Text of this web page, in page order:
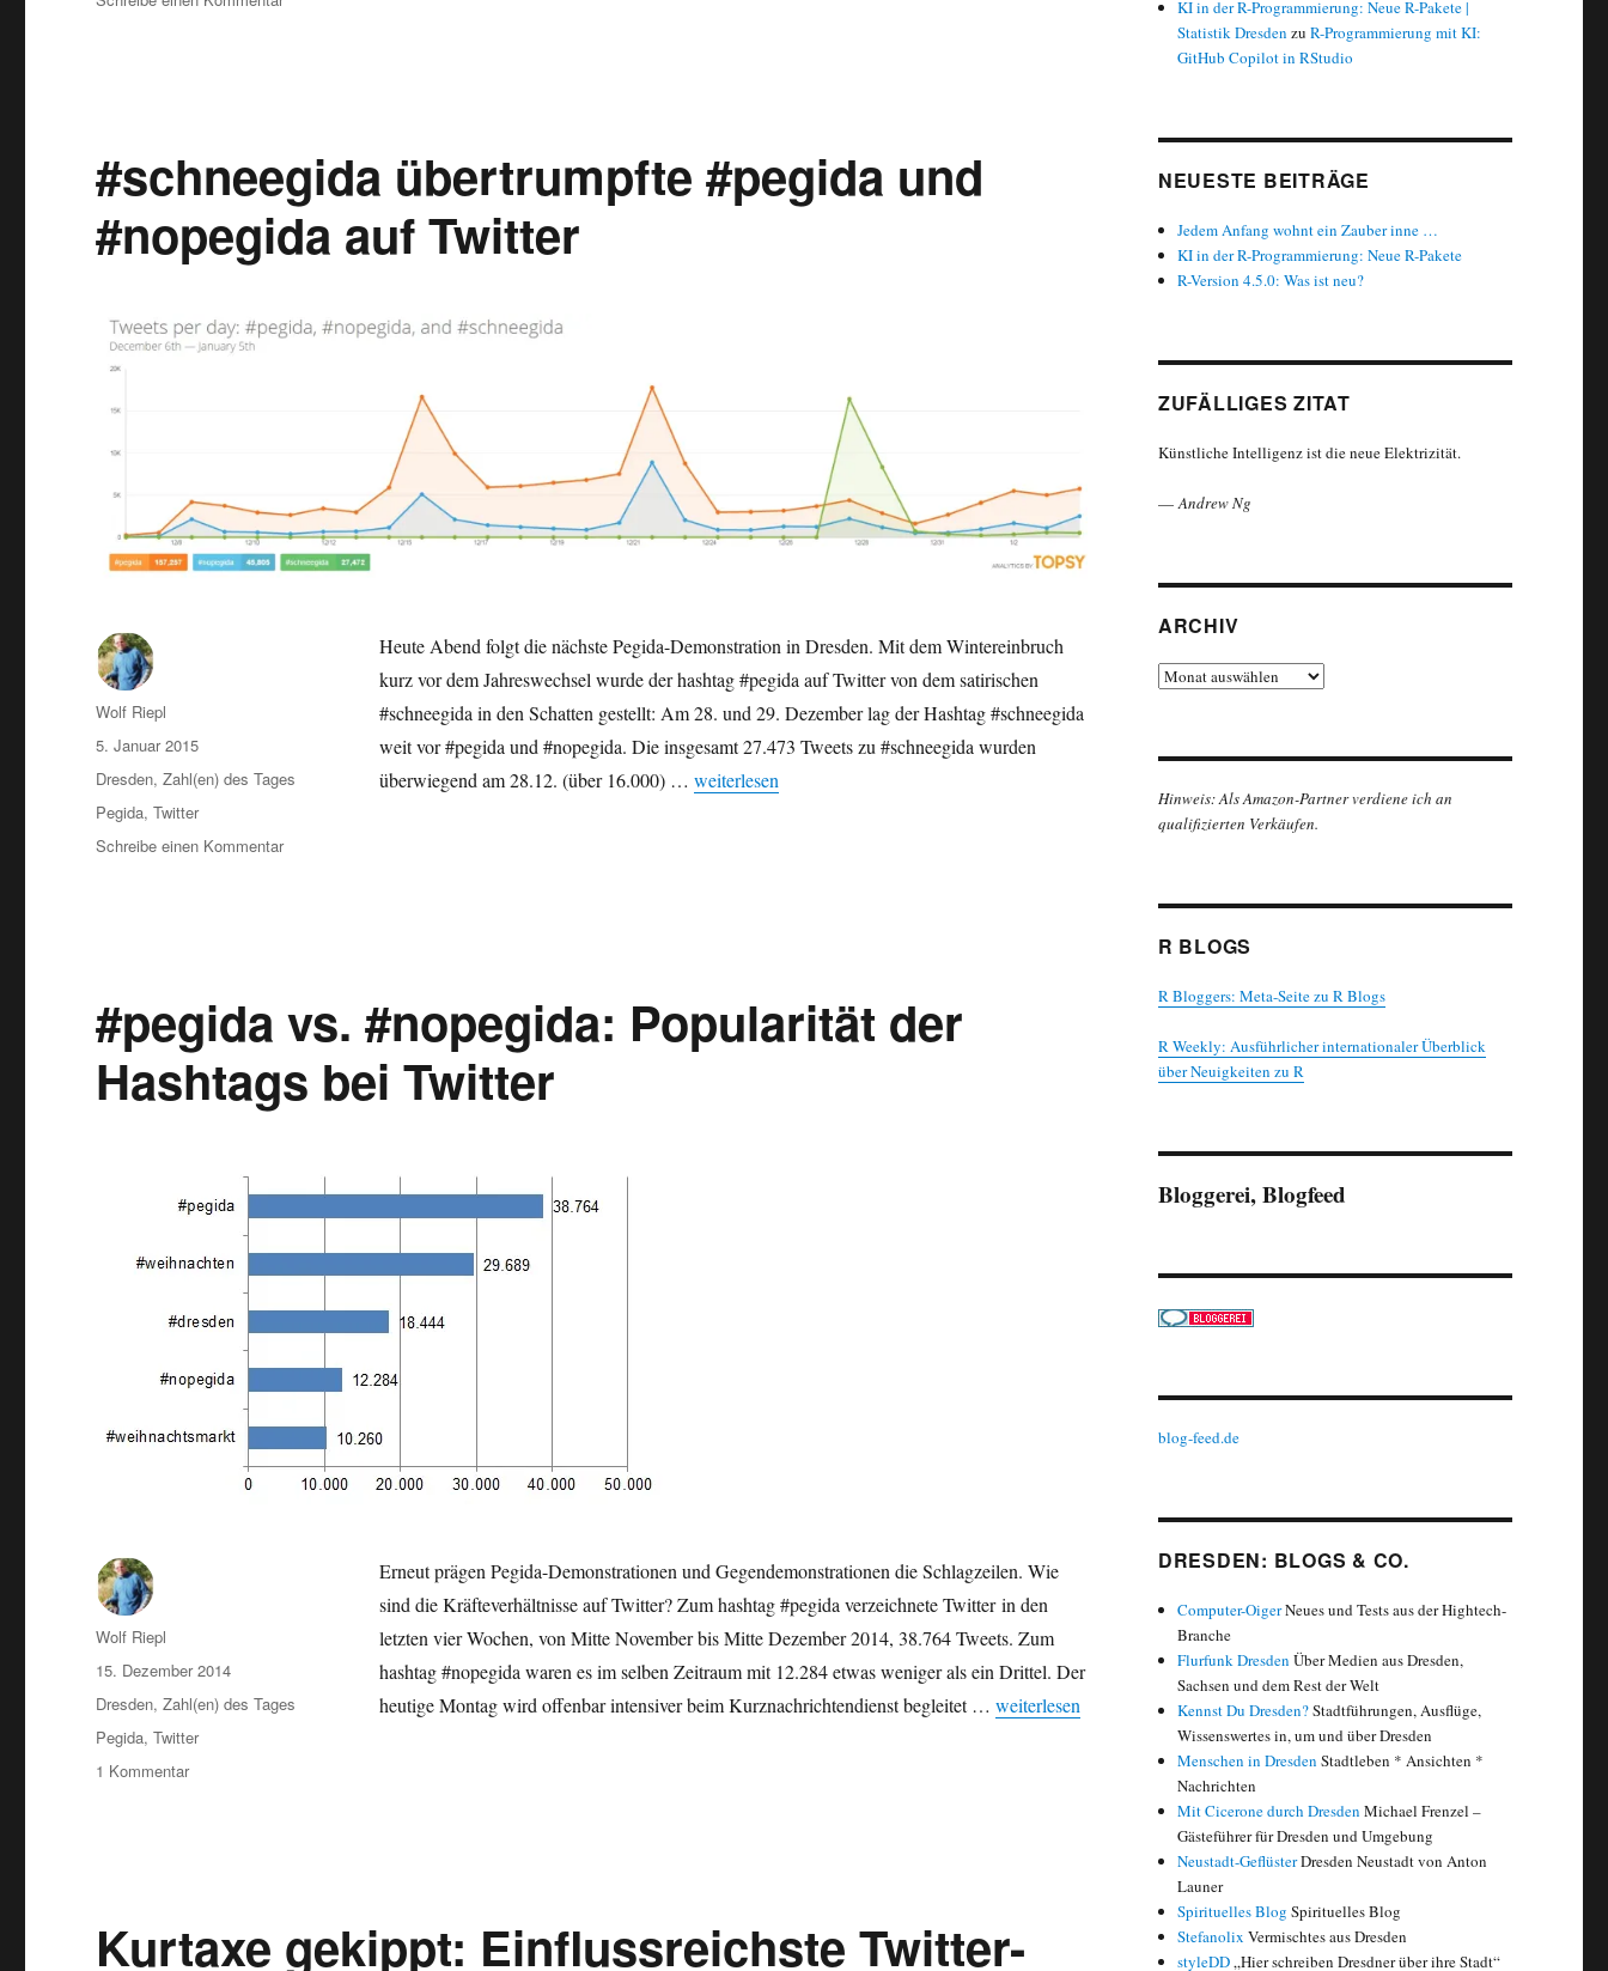
kein
Trend
bei
Google
#schneegida übertrumpfte #pegida und
#nopegida auf Twitter
Heute Abend folgt die nächste Pegida-Demonstration in Dresden. Mit dem Wintereinbruch
kurz vor dem Jahreswechsel wurde der hashtag #pegida auf Twitter von dem satirischen
#schneegida in den Schatten gestellt: Am 28. und 29. Dezember lag der Hashtag #schneegida
weit vor #pegida und #nopegida. Die insgesamt 27.473 Tweets zu #schneegida wurden
überwiegend am 28.12. (über 16.000) … „#schneegida übertrumpfte #pegida und #nopegida auf Twitter“
weiterlesen
Autor
Wolf Riepl
Veröffentlicht
am
5. Januar 2015
Kategorien
Dresden,Zahl(en) des Tages
Schlagwörter
Pegida,Twitter
Schreibe einen Kommentarzu
Twitter
#pegida vs. #nopegida: Popularität der
Hashtags bei Twitter
Erneut prägen Pegida-Demonstrationen und Gegendemonstrationen die Schlagzeilen. Wie
sind die Kräfteverhältnisse auf Twitter? Zum hashtag #pegida verzeichnete Twitter in den
letzten vier Wochen, von Mitte November bis Mitte Dezember 2014, 38.764 Tweets. Zum
hashtag #nopegida waren es im selben Zeitraum mit 12.284 etwas weniger als ein Drittel. Der
heutige Montag wird offenbar intensiver beim Kurznachrichtendienst begleitet … „#pegida vs. #nopegida: Popularität der Hashtags bei Twitter“
weiterlesen
Autor
Wolf Riepl
Veröffentlicht
am
15. Dezember 2014
Kategorien
Dresden,Zahl(en) des Tages
Schlagwörter
Pegida,Twitter
1 Kommentarzu
bei
Kurtaxe gekippt: Einflussreichste Twitter-
KI in der R-Programmierung: Neue R-Pakete |
Statistik Dresden zuR-Programmierung mit KI:
GitHub Copilot in RStudio
NEUESTE BEITRÄGE
Jedem Anfang wohnt ein Zauber inne …
KI in der R-Programmierung: Neue R-Pakete
R-Version 4.5.0: Was ist neu?
ZUFÄLLIGES ZITAT
Künstliche Intelligenz ist die neue Elektrizität.
—Andrew Ng
ARCHIV
Archiv
Hinweis: Als Amazon-Partner verdiene ich an
qualifizierten Verkäufen.
R BLOGS
R Bloggers: Meta-Seite zu R Blogs
R Weekly: Ausführlicher internationaler Überblick
über Neuigkeiten zu R
Bloggerei, Blogfeed
blog-feed.de
DRESDEN: BLOGS & CO.
Computer-OigerNeues und Tests aus der Hightech-
Branche
Flurfunk Dresden Über Medien aus Dresden,
Sachsen und dem Rest der Welt
Kennst Du Dresden?Stadtführungen, Ausflüge,
Wissenswertes in, um und über Dresden
Menschen in Dresden Stadtleben * Ansichten *
Nachrichten
Mit Cicerone durch Dresden Michael Frenzel –
Gästeführer für Dresden und Umgebung
Neustadt-GeflüsterDresden Neustadt von Anton
Launer
Spirituelles Blog Spirituelles Blog
Stefanolix Vermischtes aus Dresden
styleDD„Hier schreiben Dresdner über ihre Stadt“